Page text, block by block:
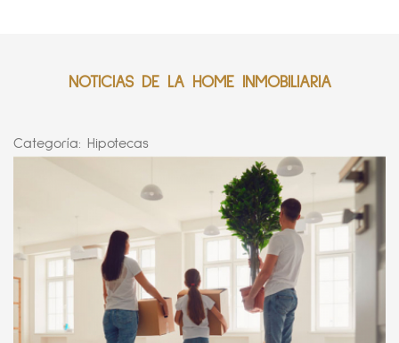
NOTICIAS DE LA HOME INMOBILIARIA
Categoría: Hipotecas